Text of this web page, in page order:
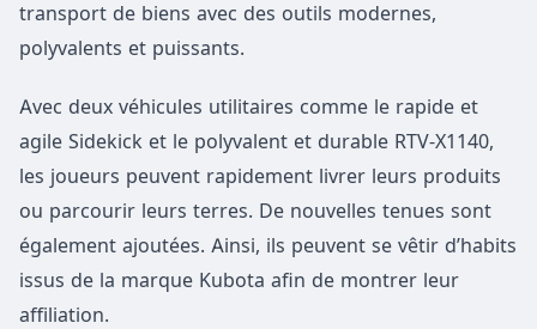
transport de biens avec des outils modernes,
polyvalents et puissants.
Avec deux véhicules utilitaires comme le rapide et
agile Sidekick et le polyvalent et durable RTV-X1140,
les joueurs peuvent rapidement livrer leurs produits
ou parcourir leurs terres. De nouvelles tenues sont
également ajoutées. Ainsi, ils peuvent se vêtir d’habits
issus de la marque Kubota afin de montrer leur
affiliation.